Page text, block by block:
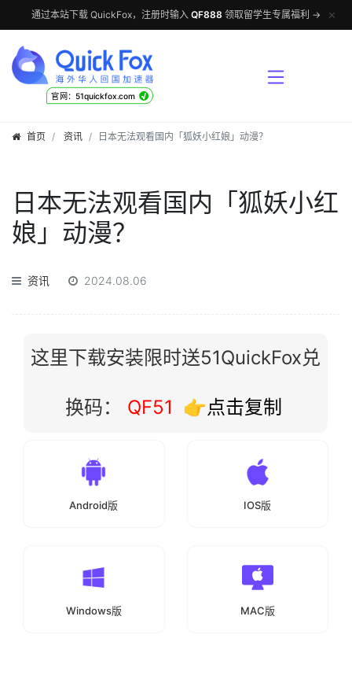
通过本站下载 QuickFox，注册时输入 QF888 领取留学生专属福利 → ✕
官网：51quickfox.com √
首页 资讯 日本无法观看国内「狐妖小红娘」动漫？
日本无法观看国内「狐妖小红
娘」动漫？
资讯 2024.08.06
这里下载安装限时送51QuickFox兑
换码： QF51 👉点击复制
Android版 IOS版
Windows版 MAC版